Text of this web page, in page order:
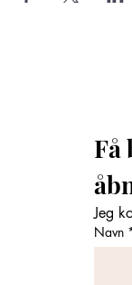
Få
Jeg
Navn